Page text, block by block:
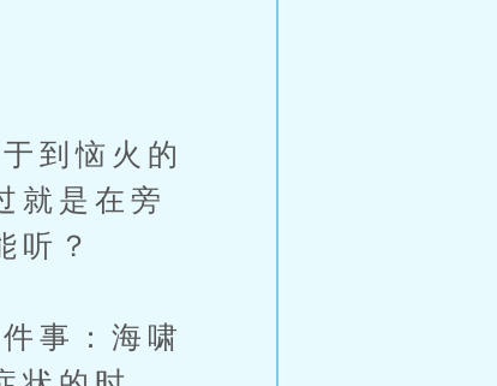
到恼火的
就是在旁
听？
事：海啸